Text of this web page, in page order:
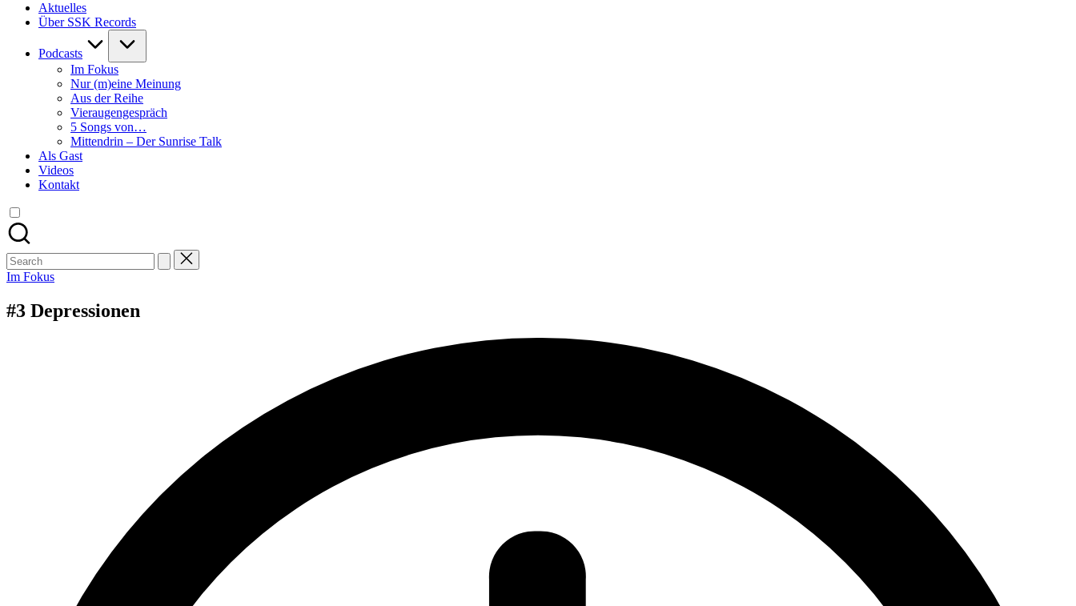
Aktuelles
Über SSK Records
Podcasts
Im Fokus
Nur (m)eine Meinung
Aus der Reihe
Vieraugengespräch
5 Songs von…
Mittendrin – Der Sunrise Talk
Als Gast
Videos
Kontakt
Search
for:
Posted
Im Fokus
#3 Depressionen